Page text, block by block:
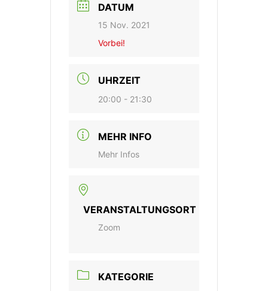
DATUM
15 Nov. 2021
Vorbei!
UHRZEIT
20:00 - 21:30
MEHR INFO
Mehr Infos
VERANSTALTUNGSORT
Zoom
KATEGORIE